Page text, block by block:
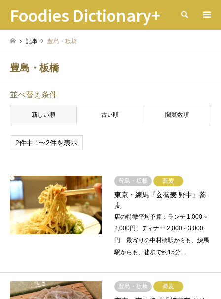
Foodies Dictionary+ 検索
記事 豊島・板橋
豊島・板橋
並べ替え条件
新しい順 古い順 閲覧数順
2件中 1〜2件を表示
豊島・板橋 蕎麦
東京・練馬『玄蕎麦 野中』蕎
麦
店の特徴平均予算：ランチ 1,000～
2,000円、ディナー 2,000～3,000
円 最寄りの中村橋駅からも、練馬
駅からも、徒歩で約15分…
豊島・板橋 蕎麦